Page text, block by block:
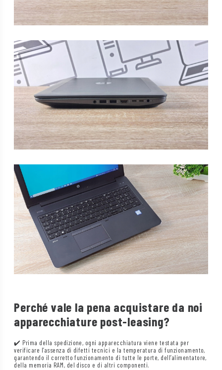
Perché vale la pena acquistare da noi
apparecchiature post-leasing?
✔️ Prima della spedizione, ogni apparecchiatura viene testata per
verificare l’assenza di difetti tecnici e la temperatura di funzionamento,
garantendo il corretto funzionamento di tutte le porte, dell’alimentatore,
della memoria RAM, del disco e di altri componenti.